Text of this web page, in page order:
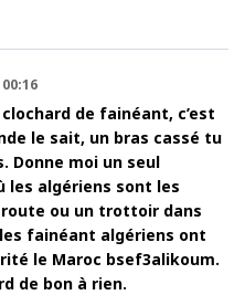
de fainéant, c’est
le sait, un bras cassé tu
Donne moi un seul
les algériens sont les
route ou un trottoir dans
fainéant algériens ont
le Maroc bsef3alikoum.
de bon à rien.